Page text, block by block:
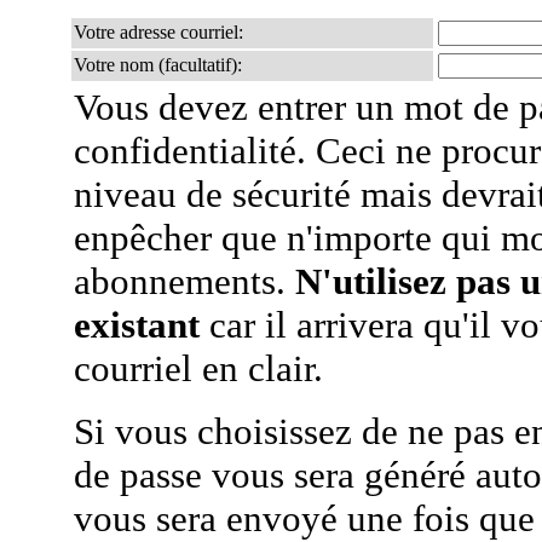
Votre adresse courriel:
Votre nom (facultatif):
Vous devez entrer un mot de
confidentialité. Ceci ne
niveau de sécurité mais
enpêcher que n'importe qui
abonnements. N'utilisez pas
existantcar il arrivera qu'il
courriel en clair.
Si vous choisissez de ne pas
de passe vous sera généré
vous sera envoyé une fois